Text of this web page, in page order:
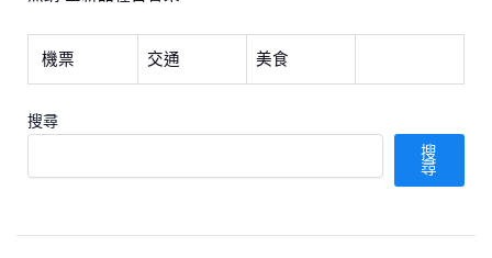
機票 交通 美食
搜尋
搜
尋